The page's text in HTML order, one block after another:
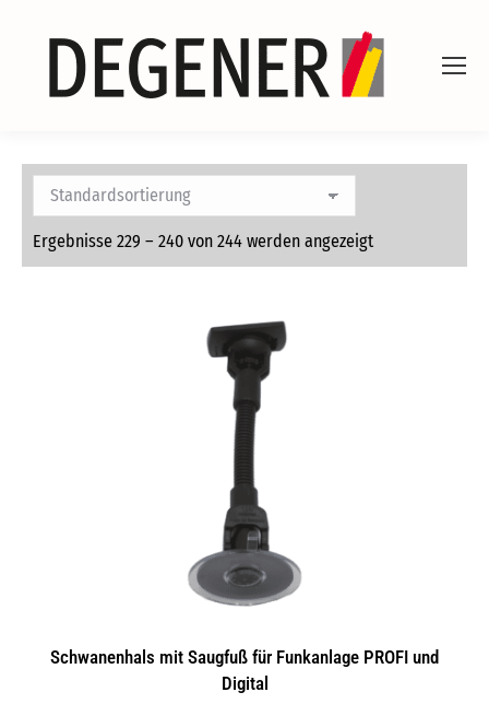
Ergebnisse 229 – 240 von 244 werden angezeigt
Schwanenhals mit Saugfuß für Funkanlage PROFI und
Digital